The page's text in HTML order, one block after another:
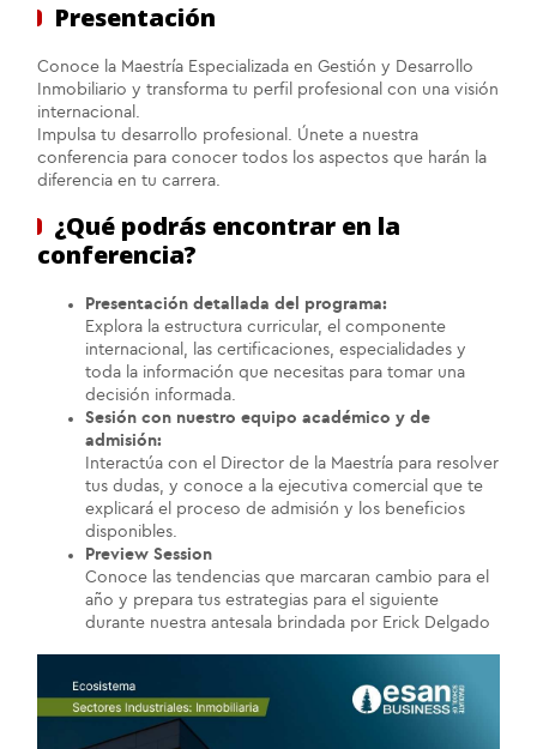
Presentación
Conoce la Maestría Especializada en Gestión y Desarrollo
Inmobiliario y transforma tu perfil profesional con una visión
internacional.
Impulsa tu desarrollo profesional. Únete a nuestra
conferencia para conocer todos los aspectos que harán la
diferencia en tu carrera.
¿Qué podrás encontrar en la
conferencia?
Presentación detallada del programa:
Explora la estructura curricular, el componente
internacional, las certificaciones, especialidades y
toda la información que necesitas para tomar una
decisión informada.
Sesión con nuestro equipo académico y de
admisión:
Interactúa con el Director de la Maestría para resolver
tus dudas, y conoce a la ejecutiva comercial que te
explicará el proceso de admisión y los beneficios
disponibles.
Preview Session
Conoce las tendencias que marcaran cambio para el
año y prepara tus estrategias para el siguiente
durante nuestra antesala brindada por Erick Delgado